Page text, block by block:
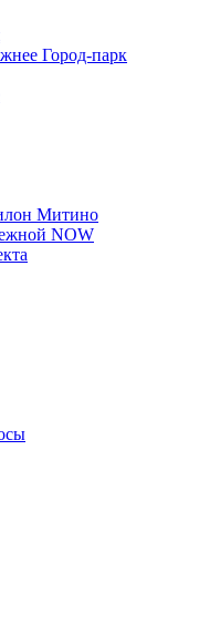
Город-парк
Митино
NOW